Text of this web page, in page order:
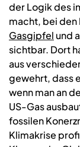
der Logik des
macht, bei
Gasgipfel und
sichtbar. Dort
aus
gewehrt, dass
wenn man an
US-Gas
fossilen
Klimakrise